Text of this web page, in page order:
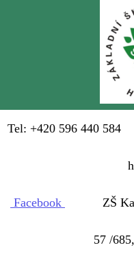
Tel: +420 596 440
Facebook ZŠ
57 /